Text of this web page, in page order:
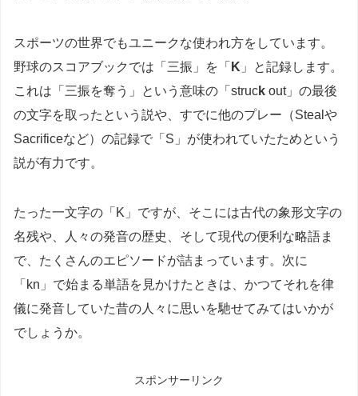
スポーツの世界でもユニークな使われ方をしています。
野球のスコアブックでは「三振」を「 K 」と記録します。
これは「三振を奪う」という意味の「struck out」の最後
の文字を取ったという説や、すでに他のプレー（Stealや
Sacrificeなど）の記録で「S」が使われていたためという
説が有力です。
たった一文字の「K」ですが、そこには古代の象形文字の
名残や、人々の発音の歴史、そして現代の便利な略語ま
で、たくさんのエピソードが詰まっています。次に
「kn」で始まる単語を見かけたときは、かつてそれを律
儀に発音していた昔の人々に思いを馳せてみてはいかが
でしょうか。
スポンサーリンク